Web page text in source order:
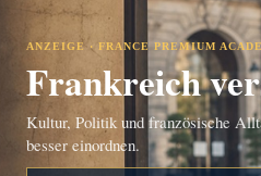
ANZEIGE · FRANCE PREMIUM
Frankreich
Kultur, Politik und französische
besser einordnen.